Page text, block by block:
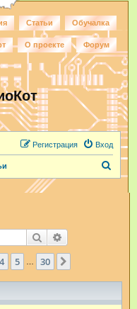
Статьи Обучалка
О проекте Форум
Вход
Регистрация
Поиск
из 30
4 5 30